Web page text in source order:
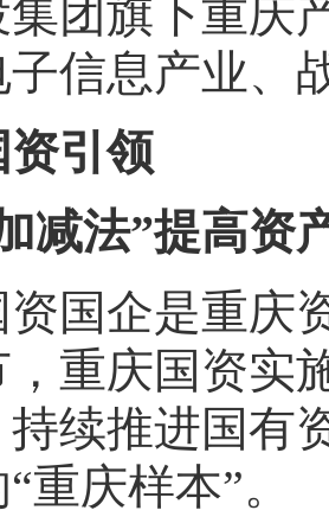
团旗下重庆
信息产业、
资引领
法”提高资
企是重庆资
重庆国资实
续推进国有
重庆样本”。